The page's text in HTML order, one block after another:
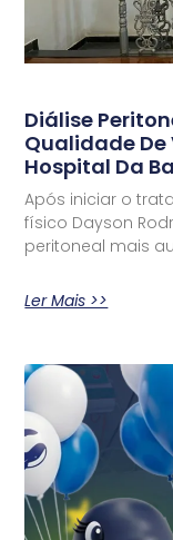
Diálise
Qualidade De
Hospital Da
Após iniciar o
físico Dayson
peritoneal mais
Ler Mais >>